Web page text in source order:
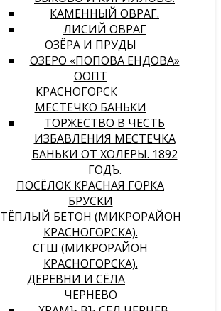
КАМЕННЫЙ ОВРАГ.
ЛИСИЙ ОВРАГ
ОЗЁРА И ПРУДЫ
ОЗЕРО «ПОПОВА ЕНДОВА»
ООПТ
КРАСНОГОРСК
МЕСТЕЧКО БАНЬКИ
ТОРЖЕСТВО В ЧЕСТЬ
ИЗБАВЛЕНИЯ МЕСТЕЧКА
БАНЬКИ ОТ ХОЛЕРЫ. 1892
ГОДЪ.
ПОСЁЛОК КРАСНАЯ ГОРКА
БРУСКИ
ТЁПЛЫЙ БЕТОН (МИКРОРАЙОН
КРАСНОГОРСКА).
СГШ (МИКРОРАЙОН
КРАСНОГОРСКА).
ДЕРЕВНИ И СЁЛА
ЧЕРНЕВО